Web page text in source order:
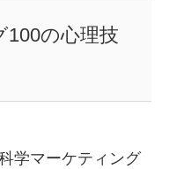
100の心理技
学マーケティング